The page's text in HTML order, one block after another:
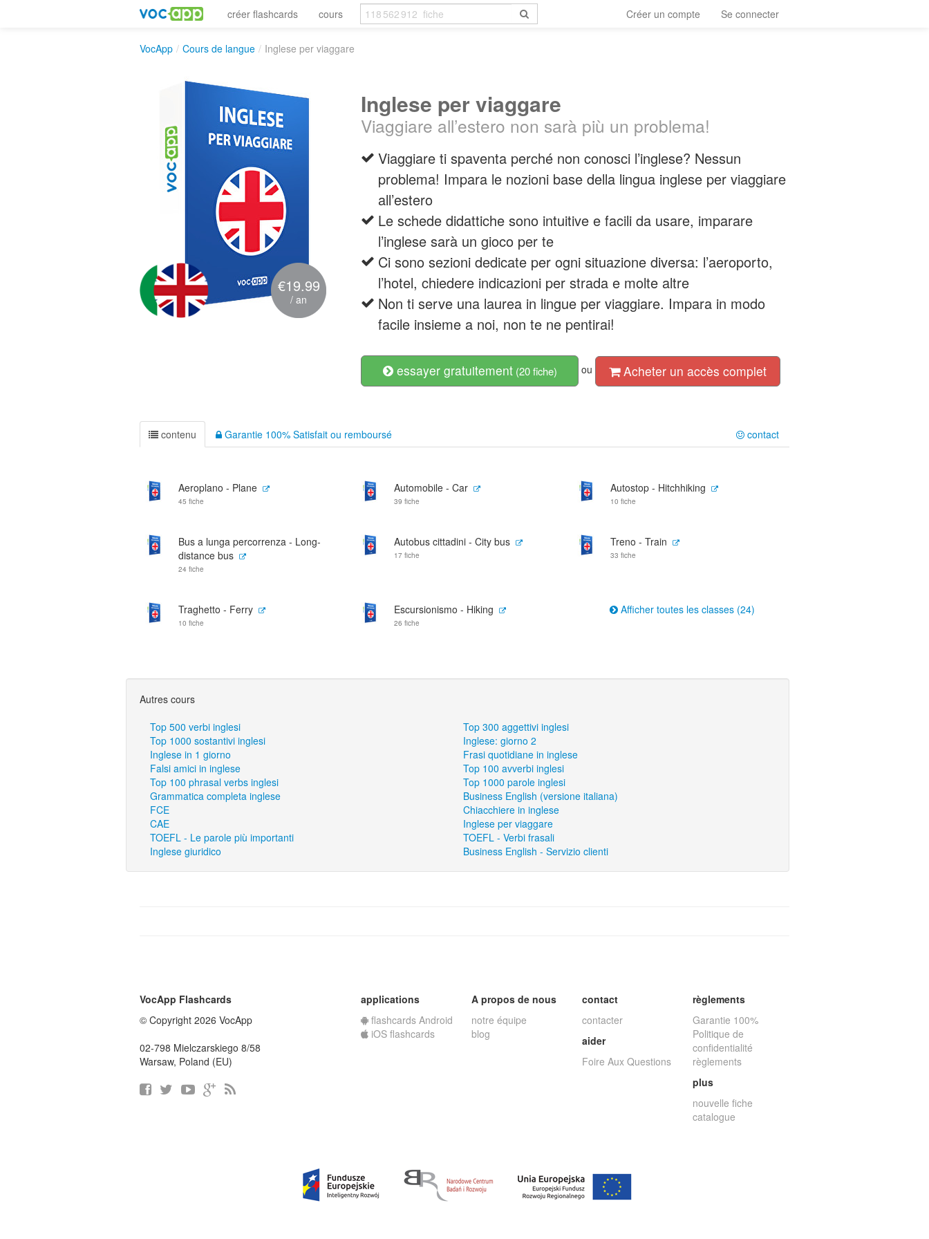
créer flashcards cours Créer un compte Se connecter
VocApp / Cours de langue / Inglese per viaggare
€19.99
/ an
Inglese per viaggare
Viaggiare all’estero non sarà più un problema!
Viaggiare ti spaventa perché non conosci l’inglese? Nessun
problema! Impara le nozioni base della lingua inglese per viaggiare
all’estero
Le schede didattiche sono intuitive e facili da usare, imparare
l’inglese sarà un gioco per te
Ci sono sezioni dedicate per ogni situazione diversa: l’aeroporto,
l’hotel, chiedere indicazioni per strada e molte altre
Non ti serve una laurea in lingue per viaggiare. Impara in modo
facile insieme a noi, non te ne pentirai!
essayer gratuitement(20 fiche) ou Acheter un accès complet
contenu Garantie 100% Satisfait ou remboursé contact
Aeroplano - Plane
45 fiche
Automobile - Car
39 fiche
Autostop - Hitchhiking
10 fiche
Bus a lunga percorrenza - Long-
distance bus
24 fiche
Autobus cittadini - City bus
17 fiche
Treno - Train
33 fiche
Traghetto - Ferry
10 fiche
Escursionismo - Hiking
26 fiche
Afficher toutes les classes (24)
Autres cours
Top 500 verbi inglesi
Top 300 aggettivi inglesi
Top 1000 sostantivi inglesi
Inglese: giorno 2
Inglese in 1 giorno
Frasi quotidiane in inglese
Falsi amici in inglese
Top 100 avverbi inglesi
Top 100 phrasal verbs inglesi
Top 1000 parole inglesi
Grammatica completa inglese
Business English (versione italiana)
FCE
Chiacchiere in inglese
CAE
Inglese per viaggare
TOEFL - Le parole più importanti
TOEFL - Verbi frasali
Inglese giuridico
Business English - Servizio clienti
VocApp Flashcards
© Copyright 2026 VocApp
02-798 Mielczarskiego 8/58
Warsaw, Poland (EU)
applications
flashcards Android
iOS flashcards
A propos de nous
notre équipe
blog
contact
contacter
aider
Foire Aux Questions
règlements
Garantie 100%
Politique de
confidentialité
règlements
plus
nouvelle fiche
catalogue